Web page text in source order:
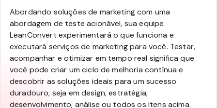
Abordando soluções de marketing com uma
abordagem de teste acionável, sua equipe
LeanConvert experimentará o que funciona e
executará serviços de marketing para você. Testar,
acompanhar e otimizar em tempo real significa que
você pode criar um ciclo de melhoria contínua e
descobrir as soluções ideais para um sucesso
duradouro, seja em design, estratégia,
desenvolvimento, análise ou todos os itens acima.